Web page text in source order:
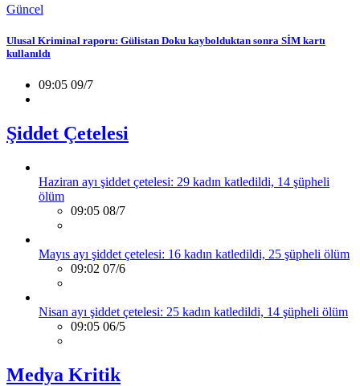
Güncel
Ulusal Kriminal raporu: Gülistan Doku kaybolduktan sonra SİM kartı
kullanıldı
09:05 09/7
Şiddet Çetelesi
Haziran ayı şiddet çetelesi: 29 kadın katledildi, 14 şüpheli
ölüm
09:05 08/7
Mayıs ayı şiddet çetelesi: 16 kadın katledildi, 25 şüpheli ölüm
09:02 07/6
Nisan ayı şiddet çetelesi: 25 kadın katledildi, 14 şüpheli ölüm
09:05 06/5
Medya Kritik